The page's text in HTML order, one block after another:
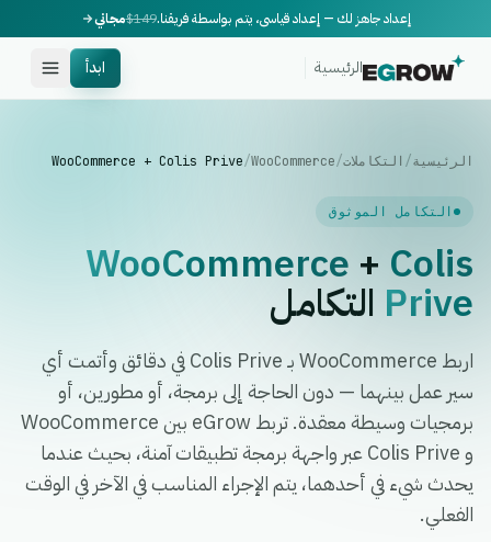
إعداد جاهز لك — إعداد قياسي، يتم بواسطة فريقنا.$149مجاني
الرئيسية ابدأ
الرئيسية/ التكاملات/
WooCommerce
/
WooCommerce + Colis Prive
التكامل الموثوق
WooCommerce + Colis
Prive التكامل
اربط WooCommerce بـ Colis Prive في دقائق وأتمت أي
سير عمل بينهما — دون الحاجة إلى برمجة، أو مطورين، أو
برمجيات وسيطة معقدة. تربط eGrow بين WooCommerce
و Colis Prive عبر واجهة برمجة تطبيقات آمنة، بحيث عندما
يحدث شيء في أحدهما، يتم الإجراء المناسب في الآخر في الوقت
الفعلي.